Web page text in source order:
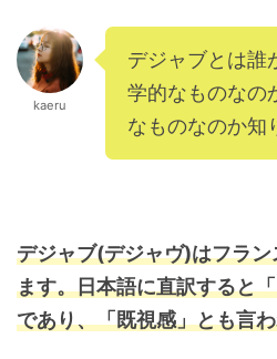
kaeru
デジャブとは誰
学的なものなの
なものなのか知
デジャブ(デジャヴ)はフラ
ます。日本語に直訳すると
であり、「既視感」とも言